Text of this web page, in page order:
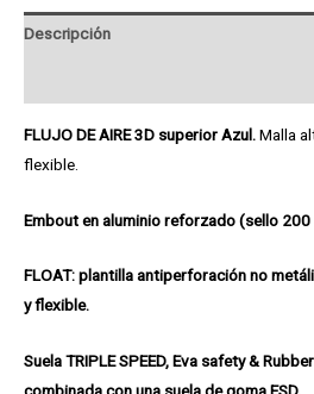
Descripción
FLUJO DE AIRE 3D superior Azul.Malla
flexible.
Embout en aluminio reforzado (sello 200
FLOAT: plantilla antiperforación no
y flexible.
Suela TRIPLE SPEED, Eva safety &